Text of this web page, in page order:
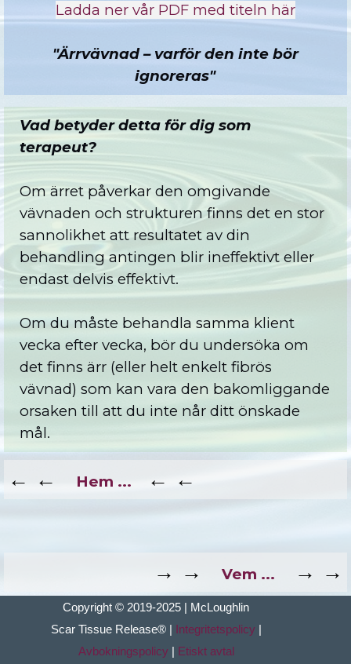
Ladda ner vår PDF med titeln här
"Ärrvävnad – varför den inte bör
ignoreras"
Vad betyder detta för dig som
terapeut?
Om ärret påverkar den omgivande
vävnaden och strukturen finns det en stor
sannolikhet att resultatet av din
behandling antingen blir ineffektivt eller
endast delvis effektivt.
Om du måste behandla samma klient
vecka efter vecka, bör du undersöka om
det finns ärr (eller helt enkelt fibrös
vävnad) som kan vara den bakomliggande
orsaken till att du inte når ditt önskade
mål.
← ← Hem ... ← ←
→ → Vem ... → →
Copyright © 2019-2025 | McLoughlin
Scar Tissue Release® Integritetspolicy
Avbokningspolicy
Etiskt avtal